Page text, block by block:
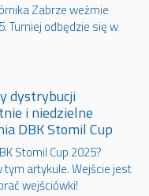
Zabrze weźmie
Turniej odbędzie się w
dystrybucji
i niedzielne
DBK Stomil Cup
Stomil Cup 2025?
artykule. Wejście jest
wejściówki!